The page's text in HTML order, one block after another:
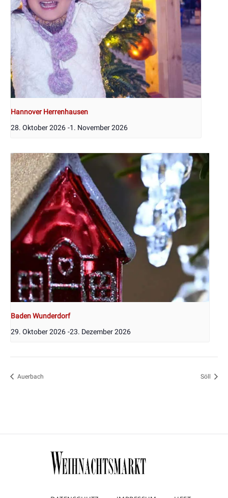
Hannover Herrenhausen
28. Oktober 2026 -1. November 2026
Baden Wunderdorf
29. Oktober 2026 -23. Dezember 2026
Auerbach Söll